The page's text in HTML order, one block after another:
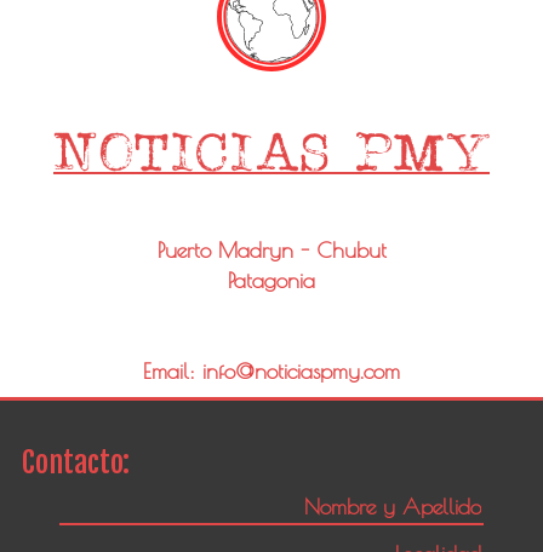
Puerto Madryn - Chubut
Patagonia
Email: info@noticiaspmy.com
Contacto: